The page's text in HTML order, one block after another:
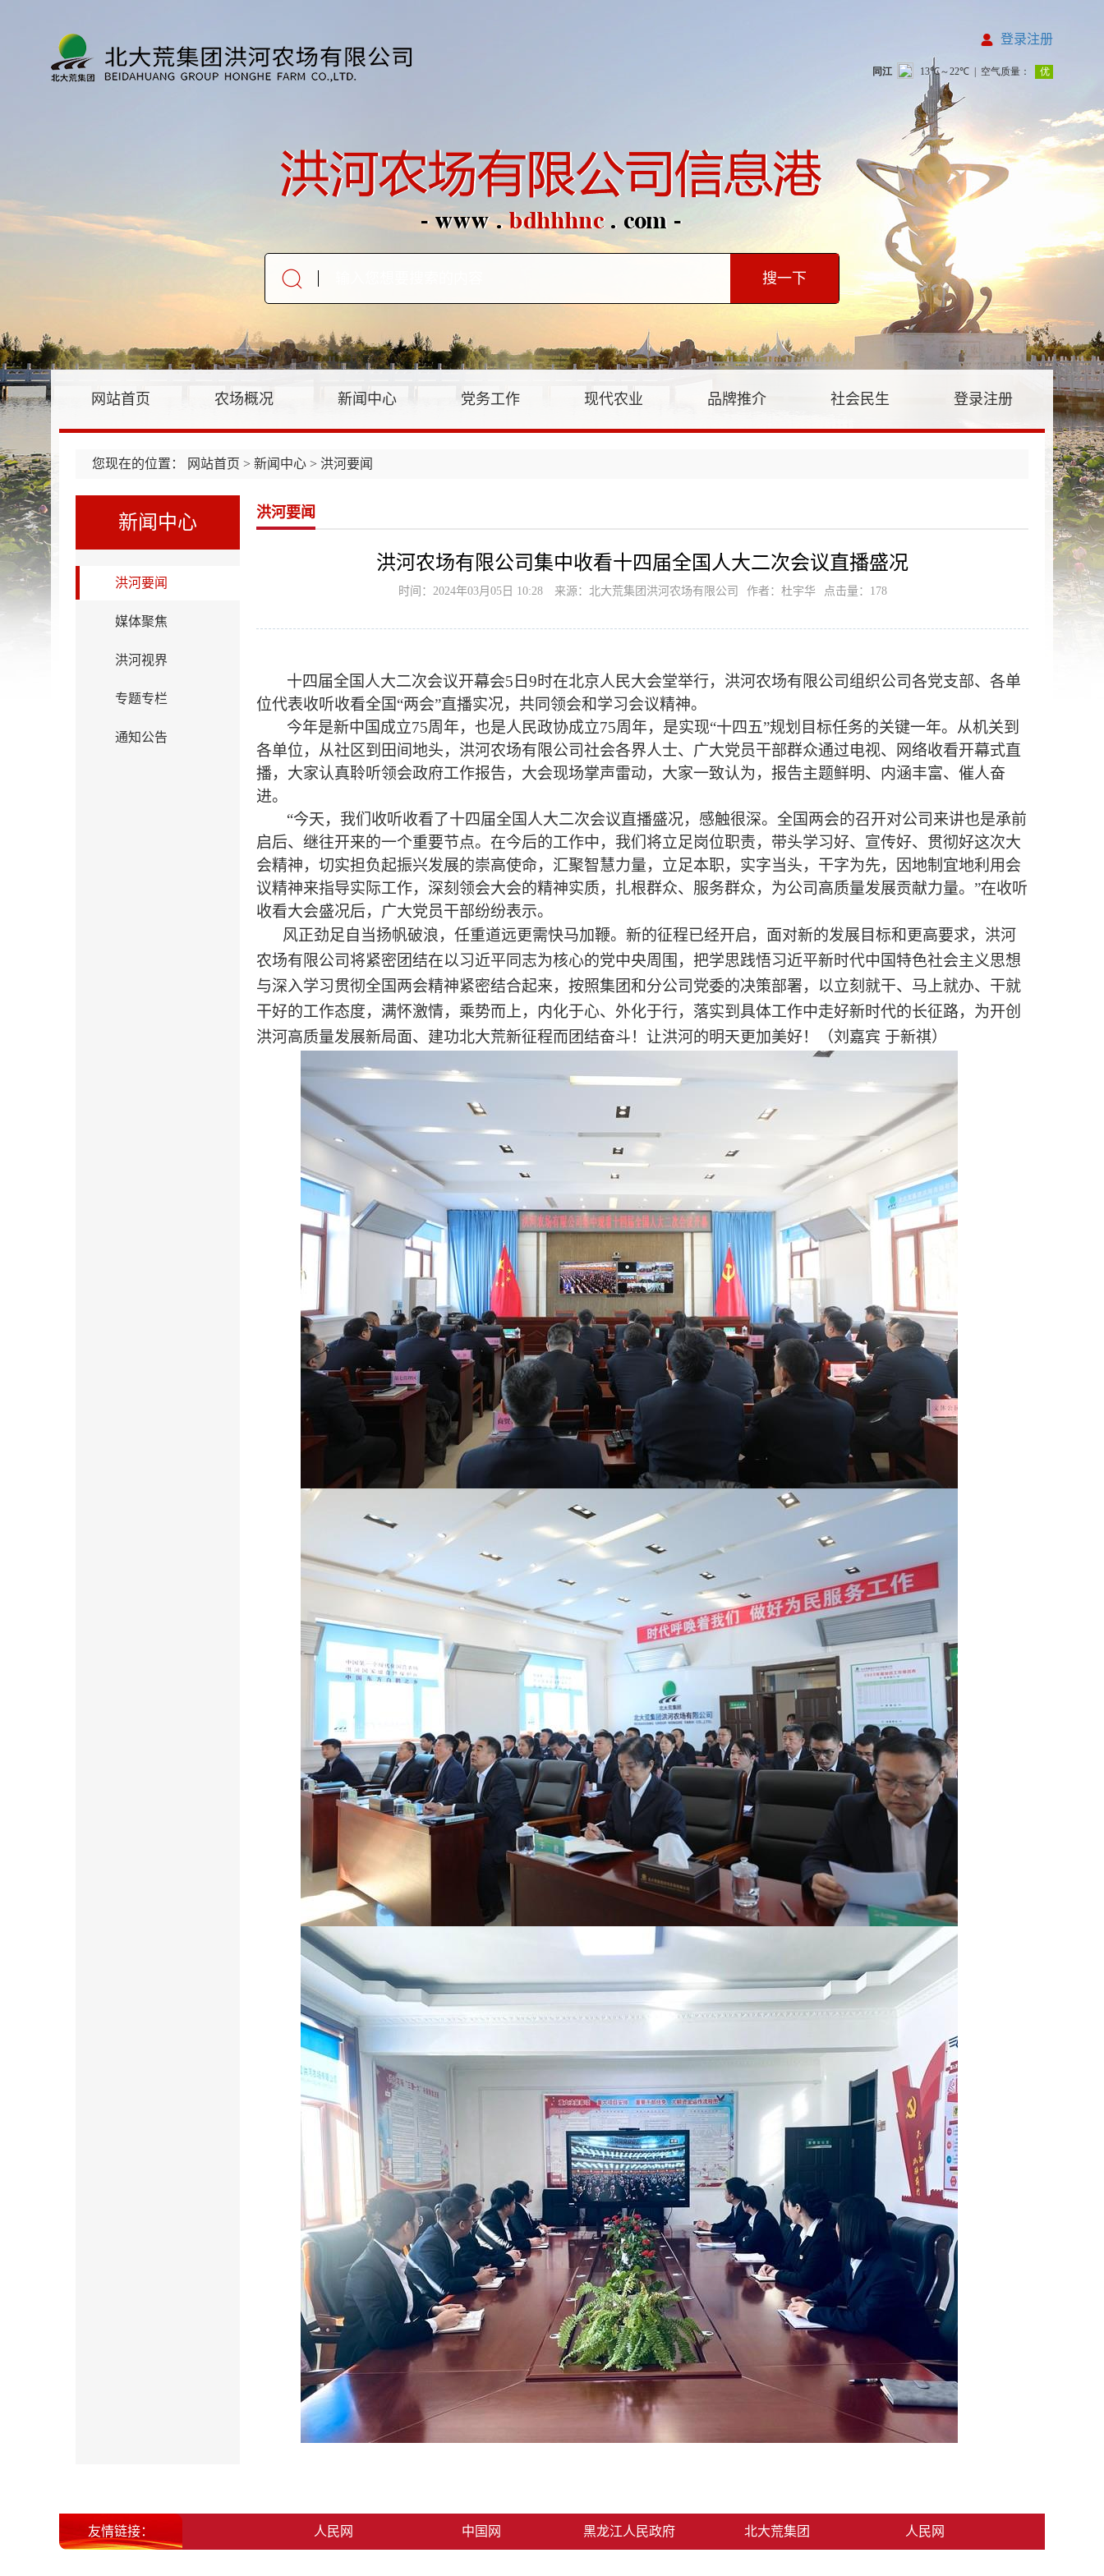
登录注册
搜一下
网站首页 农场概况 新闻中心 党务工作 现代农业 品牌推介 社会民生 登录注册
您现在的位置： 网站首页 > 新闻中心 > 洪河要闻
新闻中心
洪河要闻
媒体聚焦
洪河视界
专题专栏
通知公告
洪河要闻
洪河农场有限公司集中收看十四届全国人大二次会议直播盛况
时间：2024年03月05日 10:28 来源：北大荒集团洪河农场有限公司 作者：杜宇华 点击量： 178
十四届全国人大二次会议开幕会5日9时在北京人民大会堂举行， 洪河农场有限公司 组织公司各党支部、各单
位代表收听收看全国 “两会”直播实况，共同领会和学习会议精神。
今年是新中国成立75周年，也是人民政协成立75周年，是实现“十四五”规划目标任务的关键一年。从机关到
各单位，从社区到田间地头，洪河农场有限公司社会各界人士、广大党员干部群众通过电视、网络收看开幕式直
播，大家认真聆听领会政府工作报告，大会现场掌声雷动，大家一致认为，报告主题鲜明、内涵丰富、催人奋
进。
“今天，我们收听收看了十四届全国人大二次会议直播盛况，感触很深。全国两会的召开对公司来讲也是承前
启后、继往开来的一个重要节点。在今后的工作中，我们将立足岗位职责，带头学习好、宣传好、贯彻好这次大
会精神，切实担负起振兴发展的崇高使命，汇聚智慧力量，立足本职，实字当头，干字为先，因地制宜地利用会
议精神来指导实际工作，深刻领会大会的精神实质，扎根群众、服务群众，为公司高质量发展贡献力量。”在收听
收看大会盛况后，广大党员干部纷纷表示。
风正劲足自当扬帆破浪，任重道远更需快马加鞭。新的征程已经开启，面对新的发展目标和更高要求，洪河
农场有限公司将紧密团结在以习近平同志为核心的党中央周围， 把学思践悟习近平新时代中国特色社会主义思想
与深入学习贯彻全国两会精神紧密结合起来， 按照集团和分公司党委的决策部署，以立刻就干、马上就办、干就
干好的工作态度，满怀激情，乘势而上，内化于心、外化于行，落实到具体工作中走好新时代的长征路，为开创
洪河高质量发展新局面、建功北大荒新征程而团结奋斗！让洪河的明天更加美好！（刘嘉宾 于新祺）
友情链接：北大荒集团 人民网 中国网 黑龙江人民政府 北大荒集团 人民网